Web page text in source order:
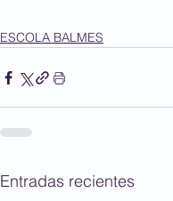
ESCOLA BALMES
Entradas recientes